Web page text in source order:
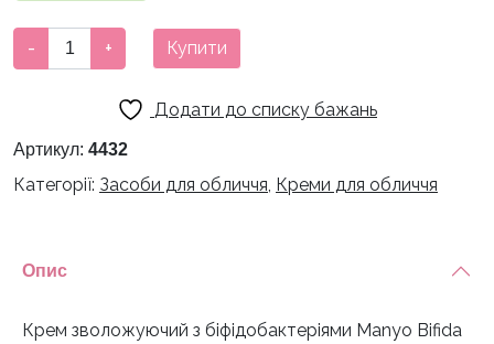
зволожуючий
біфідобактеріями
Manyo
Biome
Cream,
мл
- + Купити
Додати до списку бажань
Артикул: 4432
Категорії: Засоби для обличчя, Креми для обличчя
Опис
Крем зволожуючий з біфідобактеріями Manyo Bifida